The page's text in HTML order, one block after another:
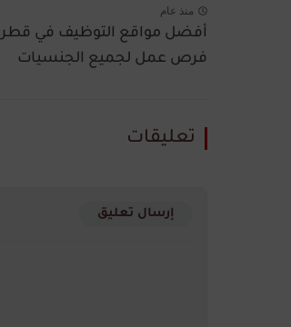
منذ عام
أفضل مواقع التوظيف في قطر |
فرص عمل لجميع الجنسيات
تعليقات
إرسال تعليق